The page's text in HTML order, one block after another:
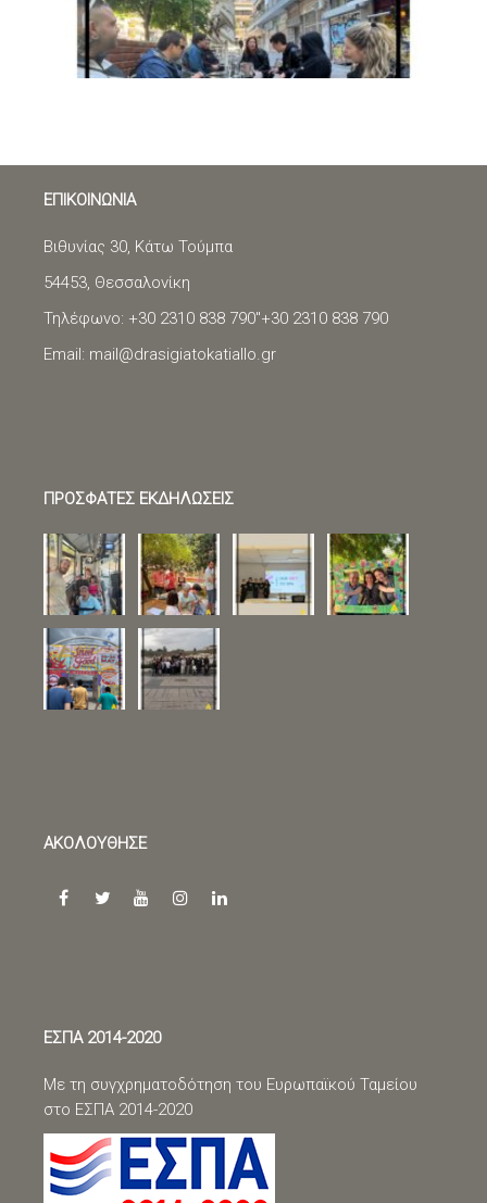
ΕΠΙΚΟΙΝΩΝΙΑ
Βιθυνίας 30, Κάτω Τούμπα
54453, Θεσσαλονίκη
Τηλέφωνο: +30 2310 838 790"+30 2310 838 790
Email: mail@drasigiatokatiallo.gr
ΠΡΟΣΦΑΤΕΣ ΕΚΔΗΛΩΣΕΙΣ
ΑΚΟΛΟΥΘΗΣΕ
ΕΣΠΑ 2014-2020
Με τη συγχρηματοδότηση του Ευρωπαϊκού Ταμείου
στο ΕΣΠΑ 2014-2020